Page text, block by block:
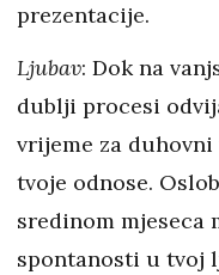
prezentacije.
Ljubav: Dok na
dublji procesi
vrijeme za
tvoje odnose.
sredinom mjeseca
spontanosti u tvoj